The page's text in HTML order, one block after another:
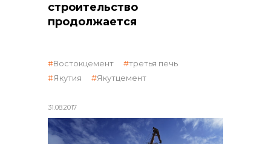
общая информация
объявленные закупки
реализация неликвидов
строительство
продолжается
31.08.2017
Востокцемент
третья печь
Якутия
Якутцемент